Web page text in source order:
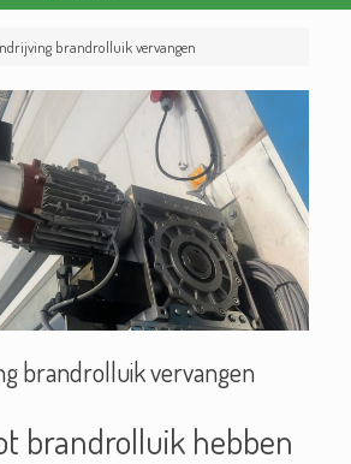
brandrolluik vervangen
brandrolluik vervangen
brandrolluik hebben